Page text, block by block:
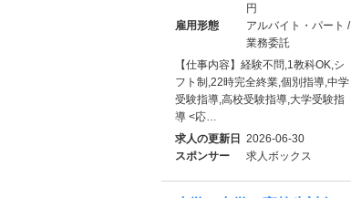
円
雇用形態
アルバイト・パート /
業務委託
【仕事内容】経験不問,1教科OK,シ
フト制,22時完全終業,個別指導,中学
受験指導,高校受験指導,大学受験指
導 <応…
求人の更新日 2026-06-30
スポンサー
求人ボックス